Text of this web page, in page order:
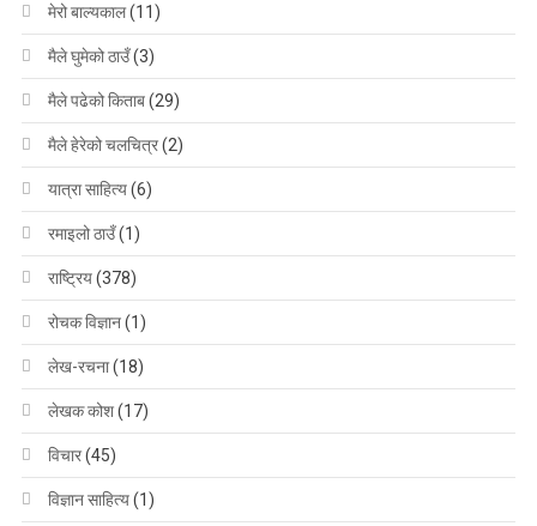
मेरो बाल्यकाल(11)
मैले घुमेको ठाउँ(3)
मैले पढेको किताब(29)
मैले हेरेको चलचित्र(2)
यात्रा साहित्य(6)
रमाइलो ठाउँ(1)
राष्ट्रिय(378)
रोचक विज्ञान(1)
लेख-रचना(18)
लेखक कोश(17)
विचार(45)
विज्ञान साहित्य(1)